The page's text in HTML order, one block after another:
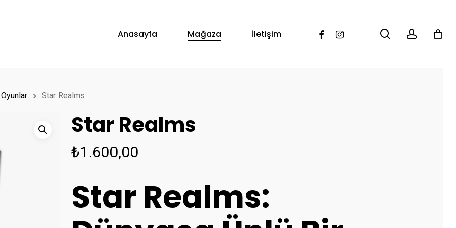
Anasayfa Mağaza İletişim FacebookInstagram searchaccount
Star Realms
Star Realms
₺1.600,00
Star Realms: